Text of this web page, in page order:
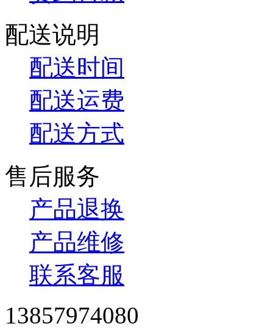
配送说明
配送时间
配送运费
配送方式
售后服务
产品退换
产品维修
联系客服
13857974080